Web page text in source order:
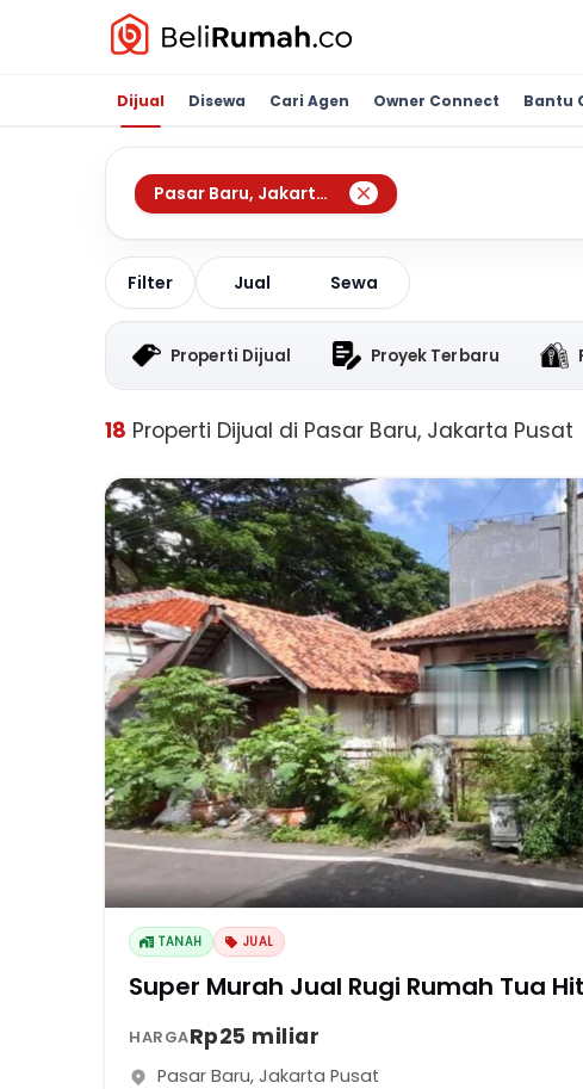
Dijual Disewa Cari Agen Owner Connect Bantu
Pasar Baru, Jakarta Pusat
Filter Jual Sewa
Properti Dijual Proyek Terbaru
18 Properti Dijual di Pasar Baru, Jakarta Pusat
TANAH JUAL
Super Murah Jual Rugi Rumah Tua
HARGARp25 miliar
Pasar Baru, Jakarta Pusat